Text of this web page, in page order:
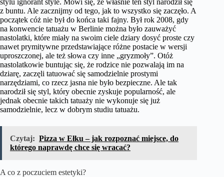
z buntu. Ale zacznijmy od tego, jak to wszystko się zaczęło. A
początek cóż nie był do końca taki fajny. Był rok 2008, gdy
na konwencie tatuażu w Berlinie można było zauważyć
nastolatki, które miały na swoim ciele dziary dosyć proste czy
nawet prymitywne przedstawiające różne postacie w wersji
uproszczonej, ale też słowa czy inne „gryzmoły”. Otóż
nastolatkowie buntując się, że rodzice nie pozwalają im na
dziarę, zaczęli tatuować się samodzielnie prostymi
narzędziami, co rzecz jasna nie było bezpieczne. Ale tak
narodził się styl, który obecnie zyskuje popularność, ale
jednak obecnie takich tatuaży nie wykonuje się już
samodzielnie, lecz w dobrym studiu tatuażu.
Czytaj: Pizza w Ełku – jak rozpoznać miejsce, do
którego naprawdę chce się wracać?
A co z poczuciem estetyki?